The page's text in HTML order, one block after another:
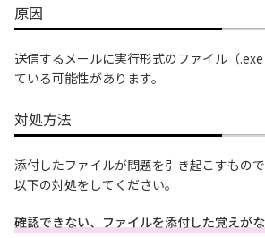
原因
送信するメールに実行形式のファイル（
ている可能性があります。
対処方法
添付したファイルが問題を引き起こすもの
以下の対処をしてください。
確認できない、ファイルを添付した覚えが